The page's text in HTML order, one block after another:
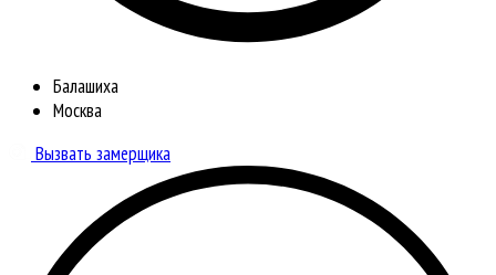
Балашиха
Москва
Вызвать замерщика